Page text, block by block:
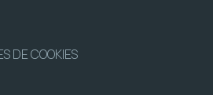
DE COOKIES